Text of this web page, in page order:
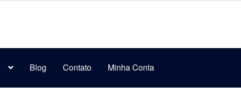
Blog Contato Minha Conta